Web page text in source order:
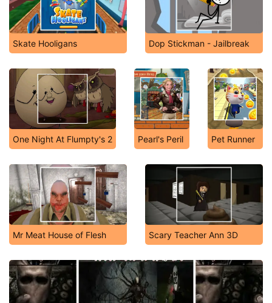
Skate Hooligans Dop Stickman - Jailbreak
One Night At Flumpty's 2 Pearl's Peril Pet Runner
Mr Meat House of Flesh Scary Teacher Ann 3D